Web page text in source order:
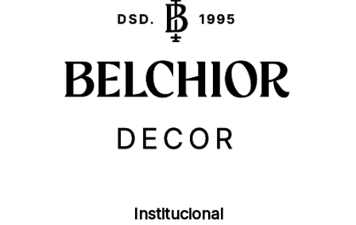
Institucional